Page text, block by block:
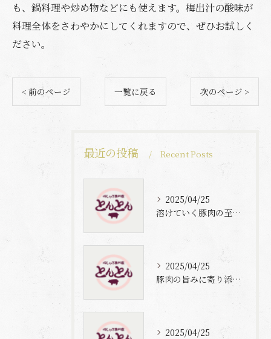
も、鍋料理や炒め物などにも使えます。梅出汁の酸味が
料理全体をさわやかにしてくれますので、ぜひお試しく
ださい。
< 前のページ 一覧に戻る 次のページ >
最近の投稿 Recent Posts
2025/04/25
溶けていく豚肉の至福体験
2025/04/25
豚肉の旨みに寄り添う自家製梅出汁の魅力
2025/04/25